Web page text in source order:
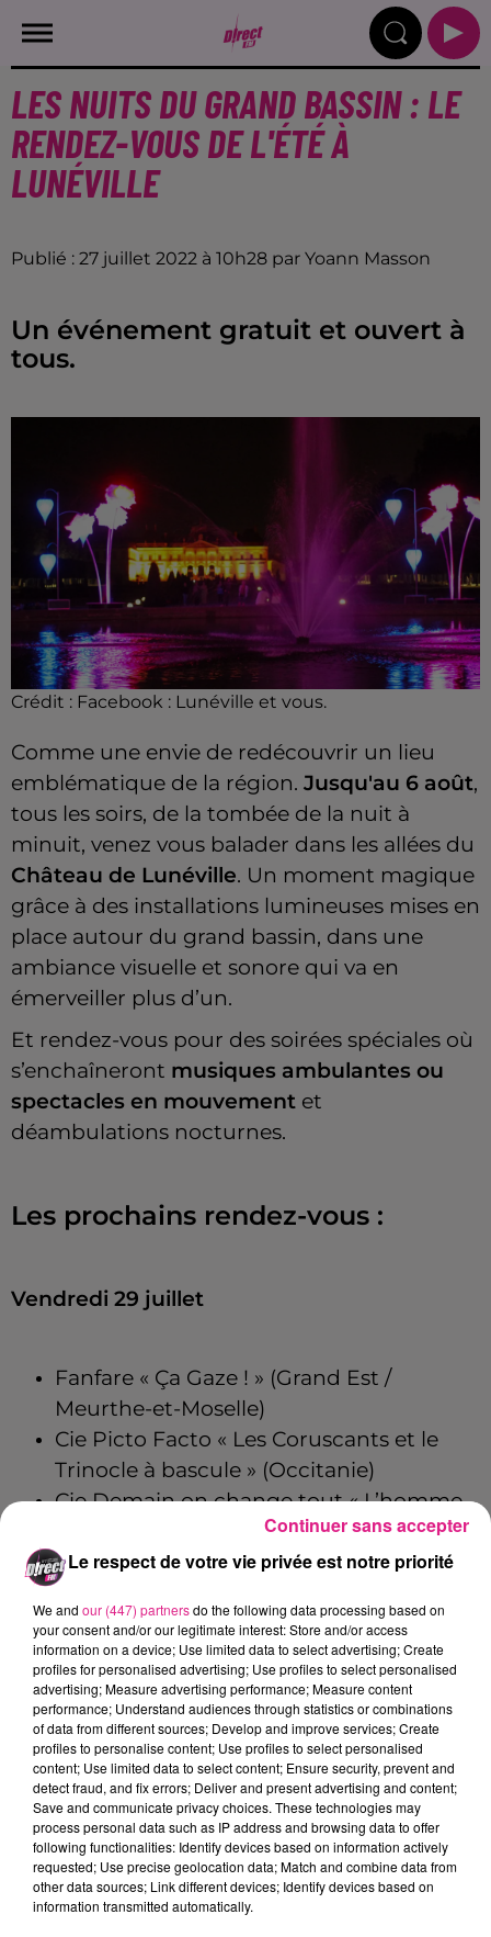
LES NUITS DU GRAND BASSIN : LE
RENDEZ-VOUS DE L'ÉTÉ À
LUNÉVILLE
Publié : 27 juillet 2022 à 10h28 par Yoann Masson
Un événement gratuit et ouvert à
tous.
Crédit : Facebook : Lunéville et vous.
Comme une envie de redécouvrir un lieu
emblématique de la région. Jusqu'au 6 août,
tous les soirs, de la tombée de la nuit à
minuit, venez vous balader dans les allées du
Château de Lunéville. Un moment magique
grâce à des installations lumineuses mises en
place autour du grand bassin, dans une
ambiance visuelle et sonore qui va en
émerveiller plus d’un.
Et rendez-vous pour des soirées spéciales où
s’enchaîneront musiques ambulantes ou
spectacles en mouvement et
déambulations nocturnes.
Les prochains rendez-vous :
Vendredi 29 juillet
Fanfare « Ça Gaze ! » (Grand Est /
Meurthe-et-Moselle)
Cie Picto Facto « Les Coruscants et le
Trinocle à bascule » (Occitanie)
Cie Demain on change tout « L’homme
aux trois têtes et son chimère orchestra
» (Centre-Val-de-Loire)
Samedi 30 juillet
Concert ambulant avec Les Souricieuses
(Grand Est / Meurthe-et-Moselle)
Cirque Gones « La Parâde » (Grand Est /
Meurthe-et-Moselle)
Cie Archibald Caramatran « Electro
Frogs » (Provence-Alpes-Côte-d’Azur)
Vendredi 5 août
Le respect de votre vie privée est notre priorité
We and our (447) partnersdo the following data processing based on
your consent and/or our legitimate interest: Store and/or access
information on a device; Use limited data to select advertising; Create
profiles for personalised advertising; Use profiles to select personalised
advertising; Measure advertising performance; Measure content
performance; Understand audiences through statistics or combinations
of data from different sources; Develop and improve services; Create
profiles to personalise content; Use profiles to select personalised
content; Use limited data to select content; Ensure security, prevent and
detect fraud, and fix errors; Deliver and present advertising and content;
Save and communicate privacy choices. These technologies may
process personal data such as IP address and browsing data to offer
following functionalities: Identify devices based on information actively
requested; Use precise geolocation data; Match and combine data from
other data sources; Link different devices; Identify devices based on
information transmitted automatically.
Continuer sans accepter